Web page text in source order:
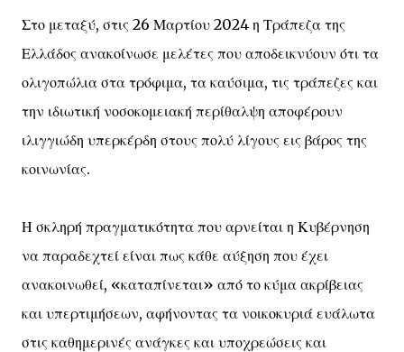
Στο μεταξύ, στις 26 Μαρτίου 2024 η Τράπεζα της
Ελλάδος ανακοίνωσε μελέτες που αποδεικνύουν ότι τα
ολιγοπώλια στα τρόφιμα, τα καύσιμα, τις τράπεζες και
την ιδιωτική νοσοκομειακή περίθαλψη αποφέρουν
ιλιγγιώδη υπερκέρδη στους πολύ λίγους εις βάρος της
κοινωνίας.
Η σκληρή πραγματικότητα που αρνείται η Κυβέρνηση
να παραδεχτεί είναι πως κάθε αύξηση που έχει
ανακοινωθεί, «καταπίνεται» από το κύμα ακρίβειας
και υπερτιμήσεων, αφήνοντας τα νοικοκυριά ευάλωτα
στις καθημερινές ανάγκες και υποχρεώσεις και